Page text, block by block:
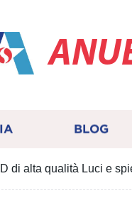
BLOG
di alta qualità Luci e